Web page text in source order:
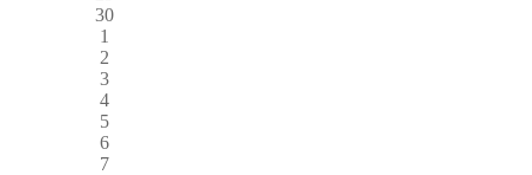
30
1
2
3
4
5
6
7